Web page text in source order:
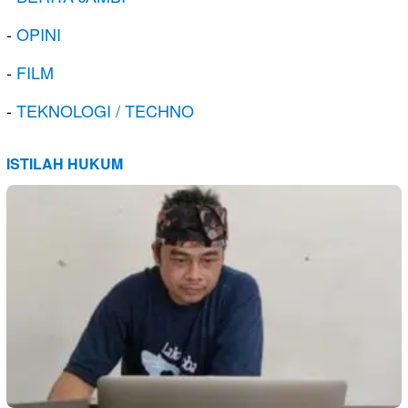
-OPINI
- FILM
-TEKNOLOGI / TECHNO
ISTILAH HUKUM